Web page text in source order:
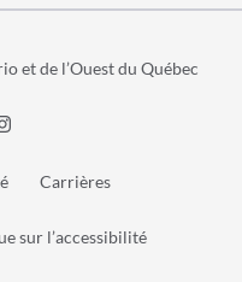
et de l’Ouest du Québec
Carrières
sur l’accessibilité